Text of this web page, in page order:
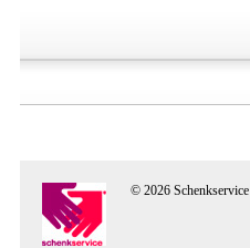
© 2026 Schenkservice